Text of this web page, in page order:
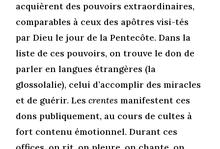
acquièrent des pouvoirs extraordinaires,
comparables à ceux des apôtres visi-tés
par Dieu le jour de la Pentecôte. Dans la
liste de ces pouvoirs, on trouve le don de
parler en langues étrangères (la
glossolalie), celui d’accomplir des miracles
et de guérir. Lescrentes manifestent ces
dons publiquement, au cours de cultes à
fort contenu émotionnel. Durant ces